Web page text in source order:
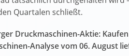
Quartalen schließt.
Druckmaschinen-Aktie:
Analyse vom 06. August